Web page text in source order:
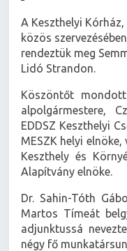
A Keszthelyi Kórház,
közös
rendeztük meg
Lidó Strandon.
Köszöntőt
alpolgármestere,
EDDSZ Keszthelyi
MESZK helyi
Keszthely és
Alapítvány elnöke.
Dr. Sahin-Tóth
Martos Tímeát
adjunktussá
négy fő